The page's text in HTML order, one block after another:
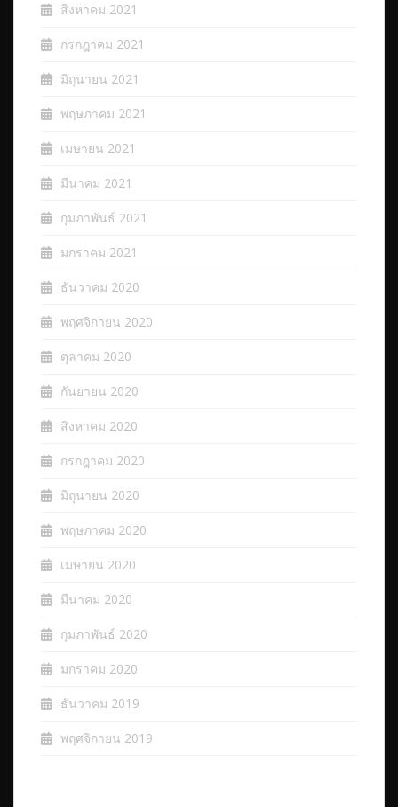
สิงหาคม 2021
กรกฎาคม 2021
มิถุนายน 2021
พฤษภาคม 2021
เมษายน 2021
มีนาคม 2021
กุมภาพันธ์ 2021
มกราคม 2021
ธันวาคม 2020
พฤศจิกายน 2020
ตุลาคม 2020
กันยายน 2020
สิงหาคม 2020
กรกฎาคม 2020
มิถุนายน 2020
พฤษภาคม 2020
เมษายน 2020
มีนาคม 2020
กุมภาพันธ์ 2020
มกราคม 2020
ธันวาคม 2019
พฤศจิกายน 2019